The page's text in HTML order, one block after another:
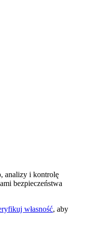
analizy i kontrolę
bezpieczeństwa
własność, aby